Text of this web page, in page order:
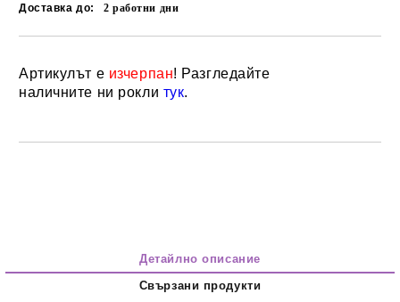
Доставка до: 2работни дни
Артикулът е изчерпан! Разгледайте
наличните ни рокли тук.
Детайлно описание
Свързани продукти